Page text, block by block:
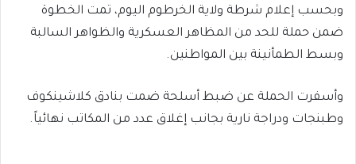
وبحسب إعلام شرطة ولاية الخرطوم اليوم، تمت الخطوة
ضمن حملة للحد من المظاهر العسكرية والظواهر السالبة
وبسط الطمأنينة بين المواطنين.
وأسفرت الحملة عن ضبط أسلحة ضمت بنادق كلاشينكوف
وطبنجات ودراجة نارية بجانب إغلاق عدد من المكاتب نهائياً.